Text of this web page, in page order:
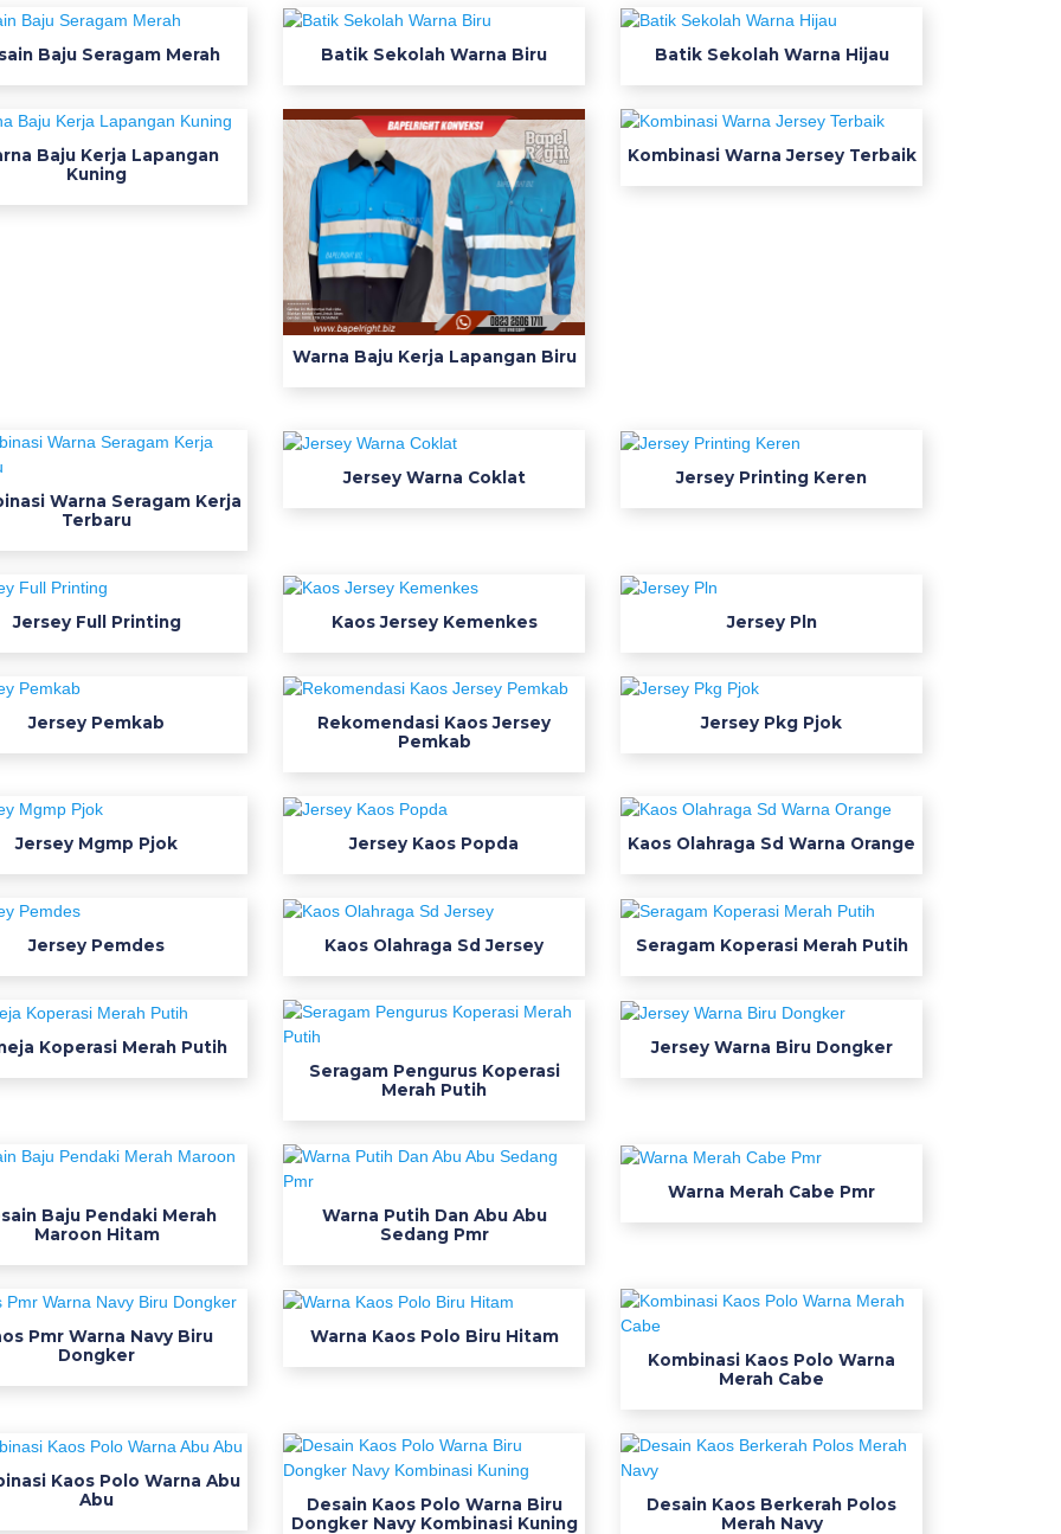
Baju Seragam Merah Batik Sekolah Warna Biru Batik Sekolah Warna Hijau
Baju Kerja Lapangan
Kuning
Warna Baju Kerja Lapangan Biru
Kombinasi Warna Jersey Terbaik
Warna Seragam Kerja
Terbaru
Jersey Warna Coklat Jersey Printing Keren
Jersey Full Printing Kaos Jersey Kemenkes Jersey Pln
Jersey Pemkab
Rekomendasi Kaos Jersey
Pemkab
Jersey Pkg Pjok
Jersey Mgmp Pjok Jersey Kaos Popda Kaos Olahraga Sd Warna Orange
Jersey Pemdes Kaos Olahraga Sd Jersey Seragam Koperasi Merah Putih
Koperasi Merah Putih
Seragam Pengurus Koperasi
Merah Putih
Jersey Warna Biru Dongker
Baju Pendaki Merah
Maroon Hitam
Warna Putih Dan Abu Abu
Sedang Pmr
Warna Merah Cabe Pmr
Pmr Warna Navy Biru
Dongker
Warna Kaos Polo Biru Hitam
Kombinasi Kaos Polo Warna
Merah Cabe
Kaos Polo Warna Abu
Abu
Desain Kaos Polo Warna Biru
Dongker Navy Kombinasi Kuning
Desain Kaos Berkerah Polos
Merah Navy